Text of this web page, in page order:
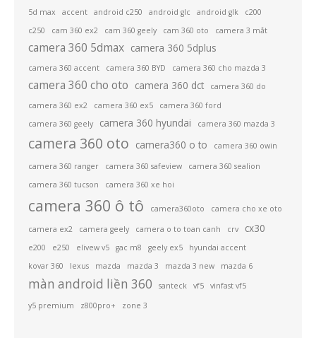
5d max accent android c250 android glc android glk
c200
c250
cam 360 ex2 cam 360 geely cam 360 oto camera 3 mắt
camera 360 5dmax camera 360 5dplus
camera 360 accent camera 360 BYD camera 360 cho mazda 3
camera 360 cho oto camera 360 dct
camera 360 do
camera 360 ex2
camera 360 ex5
camera 360 ford
camera 360 geely
camera 360 hyundai camera 360 mazda 3
camera 360 oto camera360 o to camera 360 owin
camera 360 ranger camera 360 safeview
camera 360 sealion
camera 360 tucson
camera 360 xe hoi
camera 360 ô tô camera360oto camera cho xe oto
camera ex2 camera geely camera o to toan canh crv cx30
e200 e250 elivew v5 gac m8 geely ex5
hyundai accent
kovar 360
lexus mazda mazda 3 mazda 3 new mazda 6
màn android liền 360 santeck vf5
vinfast vf5
y5 premium
z800pro+ zone 3